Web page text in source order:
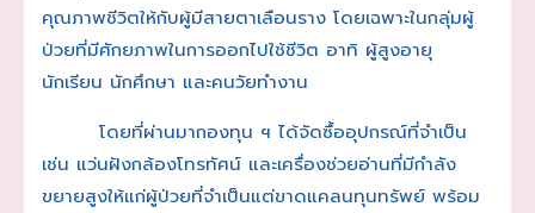
คุณภาพชีวิตให้กับผู้มีสายตาเลือนราง โดยเฉพาะในกลุ่มผู้
ป่วยที่มีศักยภาพในการออกไปใช้ชีวิต อาทิ ผู้สูงอายุ
นักเรียน นักศึกษา และคนวัยทำงาน
โดยที่ผ่านมากองทุน ฯ ได้จัดซื้ออุปกรณ์ที่จำเป็น
เช่น แว่นฝังกล้องโทรทัศน์ และเครื่องช่วยอ่านที่มีกำลัง
ขยายสูงให้แก่ผู้ป่วยที่จำเป็นแต่ขาดแคลนทุนทรัพย์ พร้อม